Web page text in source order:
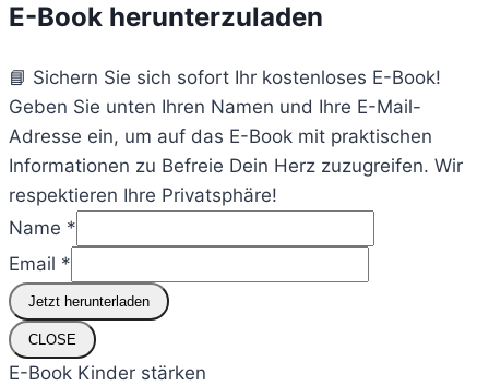
E-Book herunterzuladen
📘 Sichern Sie sich sofort Ihr kostenloses E-Book!
Geben Sie unten Ihren Namen und Ihre E-Mail-
Adresse ein, um auf das E-Book mit praktischen
Informationen zu Befreie Dein Herz zuzugreifen. Wir
respektieren Ihre Privatsphäre!
Name *
sich,
Bitte
um
Email *
Jetzt herunterladen
CLOSE
E-Book Kinder stärken